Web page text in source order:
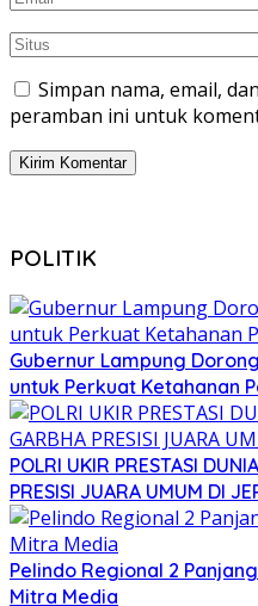
Simpan nama, email,
peramban ini untuk
POLITIK
Gubernur Lampung
untuk Perkuat Ketahanan
POLRI UKIR PRESTASI
PRESISI JUARA UMUM DI
Pelindo Regional 2
Mitra Media